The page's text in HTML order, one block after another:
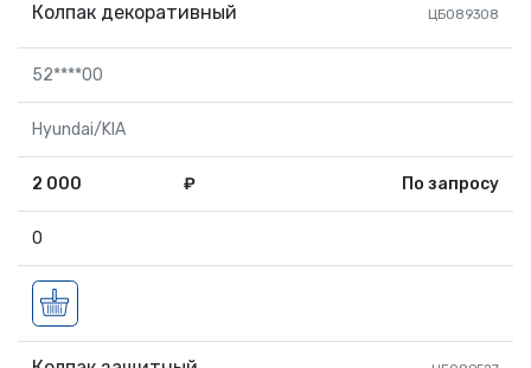
Колпак декоративный ЦБ089308
52****00
Hyundai/KIA
2 000 ₽ По запросу
0